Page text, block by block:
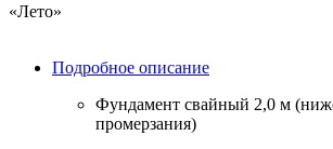
«Лето»
Подробное описание
Фундамент свайный 2,0 м
промерзания)